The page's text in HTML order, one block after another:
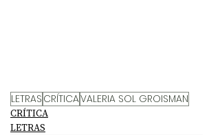
LETRAS CRÍTICAVALERIA SOL GROISMAN
CRÍTICA
LETRAS